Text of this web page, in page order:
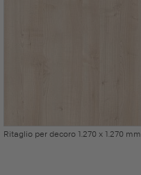
Ritaglio per decoro 1.270 x 1.270 mm